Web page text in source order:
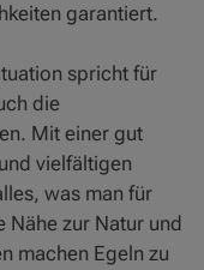
garantiert.
spricht für
die
Mit einer gut
vielfältigen
was man für
Nähe zur Natur und
machen Egeln zu